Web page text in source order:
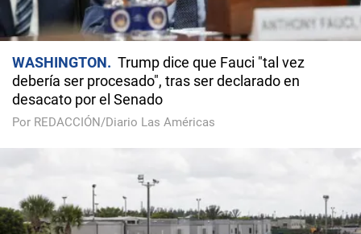
WASHINGTON
Trump dice que Fauci "tal vez
debería ser procesado", tras ser declarado en
desacato por el Senado
Por REDACCIÓN/Diario Las Américas